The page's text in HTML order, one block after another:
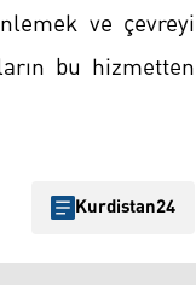
ve çevreyi
bu hizmetten
Kurdistan24